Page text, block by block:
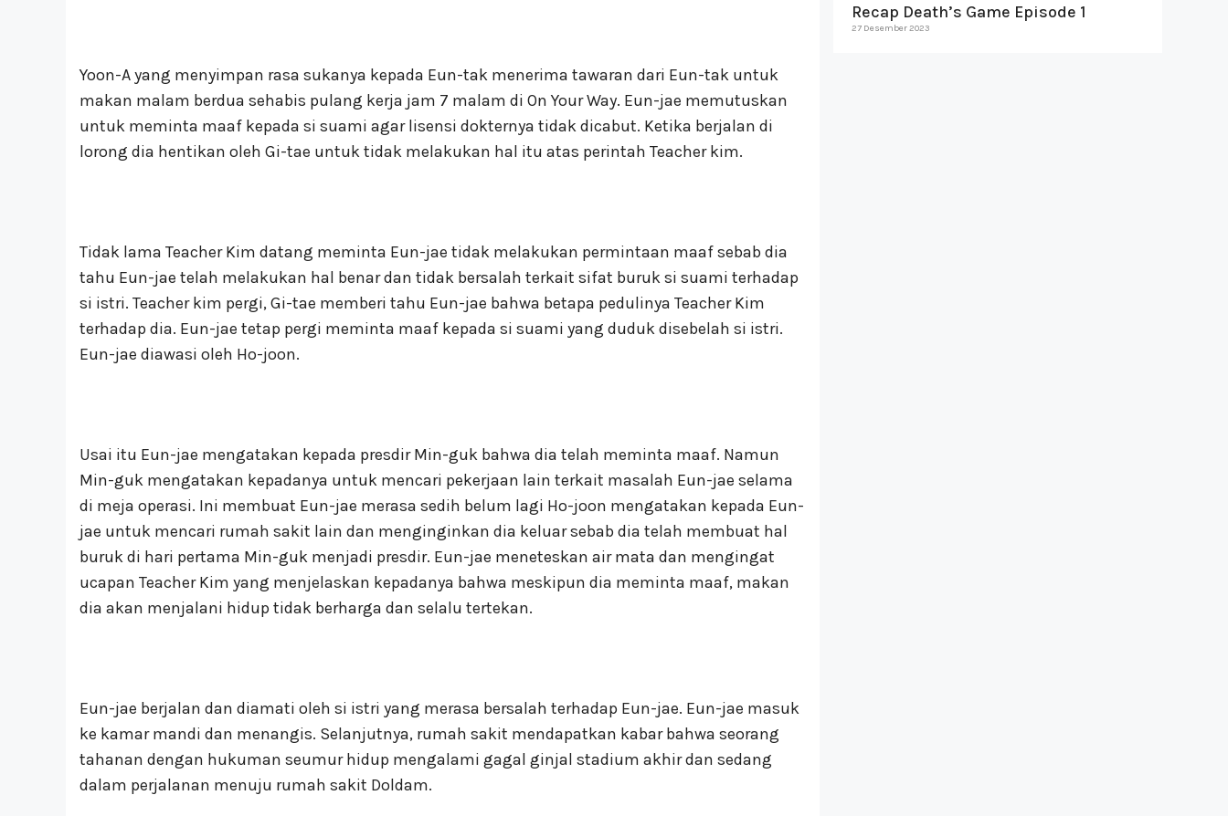
Yoon-A yang menyimpan rasa sukanya kepada Eun-tak menerima tawaran dari Eun-tak untuk
makan malam berdua sehabis pulang kerja jam 7 malam di On Your Way. Eun-jae memutuskan
untuk meminta maaf kepada si suami agar lisensi dokternya tidak dicabut. Ketika berjalan di
lorong dia hentikan oleh Gi-tae untuk tidak melakukan hal itu atas perintah Teacher kim.
Tidak lama Teacher Kim datang meminta Eun-jae tidak melakukan permintaan maaf sebab dia
tahu Eun-jae telah melakukan hal benar dan tidak bersalah terkait sifat buruk si suami terhadap
si istri. Teacher kim pergi, Gi-tae memberi tahu Eun-jae bahwa betapa pedulinya Teacher Kim
terhadap dia. Eun-jae tetap pergi meminta maaf kepada si suami yang duduk disebelah si istri.
Eun-jae diawasi oleh Ho-joon.
Usai itu Eun-jae mengatakan kepada presdir Min-guk bahwa dia telah meminta maaf. Namun
Min-guk mengatakan kepadanya untuk mencari pekerjaan lain terkait masalah Eun-jae selama
di meja operasi. Ini membuat Eun-jae merasa sedih belum lagi Ho-joon mengatakan kepada Eun-
jae untuk mencari rumah sakit lain dan menginginkan dia keluar sebab dia telah membuat hal
buruk di hari pertama Min-guk menjadi presdir. Eun-jae meneteskan air mata dan mengingat
ucapan Teacher Kim yang menjelaskan kepadanya bahwa meskipun dia meminta maaf, makan
dia akan menjalani hidup tidak berharga dan selalu tertekan.
Eun-jae berjalan dan diamati oleh si istri yang merasa bersalah terhadap Eun-jae. Eun-jae masuk
ke kamar mandi dan menangis. Selanjutnya, rumah sakit mendapatkan kabar bahwa seorang
tahanan dengan hukuman seumur hidup mengalami gagal ginjal stadium akhir dan sedang
dalam perjalanan menuju rumah sakit Doldam.
Recap Death’s Game Episode 1
27 Desember 2023